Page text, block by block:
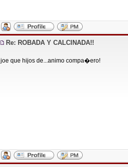
Re: ROBADA Y CALCINADA!!
joe que hijos de...animo compa�ero!